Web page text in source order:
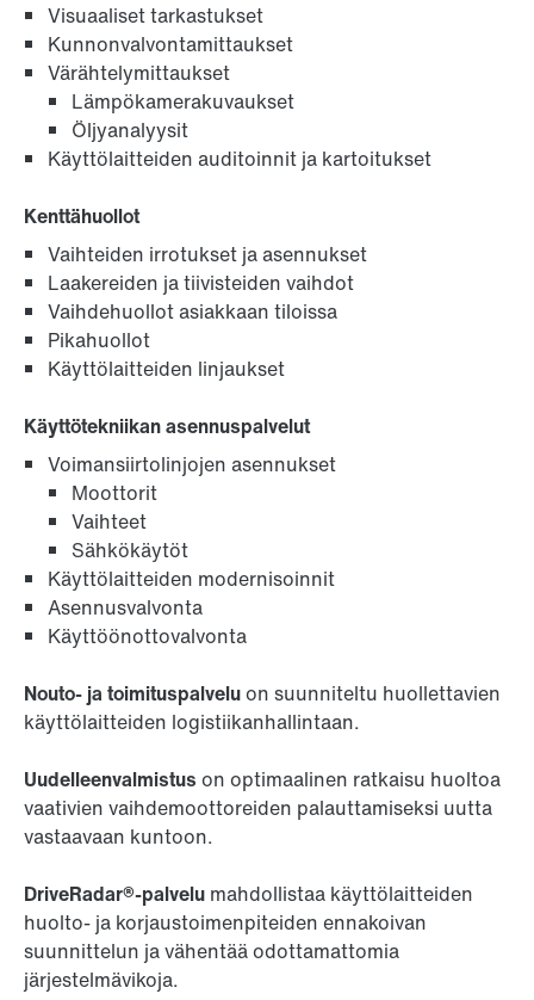
Visuaaliset tarkastukset
Kunnonvalvontamittaukset
Värähtelymittaukset
Lämpökamerakuvaukset
Öljyanalyysit
Käyttölaitteiden auditoinnit ja kartoitukset
Kenttähuollot
Vaihteiden irrotukset ja asennukset
Laakereiden ja tiivisteiden vaihdot
Vaihdehuollot asiakkaan tiloissa
Pikahuollot
Käyttölaitteiden linjaukset
Käyttötekniikan asennuspalvelut
Voimansiirtolinjojen asennukset
Moottorit
Vaihteet
Sähkökäytöt
Käyttölaitteiden modernisoinnit
Asennusvalvonta
Käyttöönottovalvonta
Nouto- ja toimituspalveluon suunniteltu huollettavien
käyttölaitteiden logistiikanhallintaan.
Uudelleenvalmistus on optimaalinen ratkaisu huoltoa
vaativien vaihdemoottoreiden palauttamiseksi uutta
vastaavaan kuntoon.
DriveRadar®-palvelu mahdollistaa käyttölaitteiden
huolto- ja korjaustoimenpiteiden ennakoivan
suunnittelun ja vähentää odottamattomia
järjestelmävikoja.